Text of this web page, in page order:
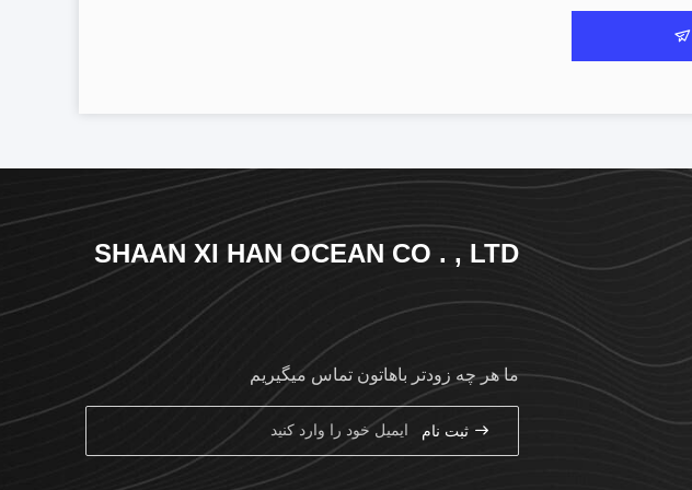
SHAAN XI HAN OCEAN CO . , LTD
ما هر چه زودتر باهاتون تماس ميگيريم
ثبت نام